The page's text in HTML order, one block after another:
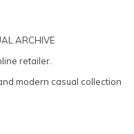
ARCHIVE
retailer.
modern casual collection